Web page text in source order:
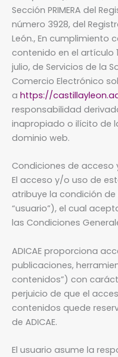
Sección PRIMERA del
número 3928, del
León., En cumplimiento
contenido en el artículo
julio, de Servicios de la
Comercio Electrónico
a https://
responsabilidad
inapropiado o ilícito de
dominio web.
Condiciones de acceso
El acceso y/o uso de
atribuye la condición
“usuario”), el cual
las Condiciones
ADICAE proporciona
publicaciones,
contenidos”) con
perjuicio de que el
contenidos quede
de ADICAE.
El usuario asume la